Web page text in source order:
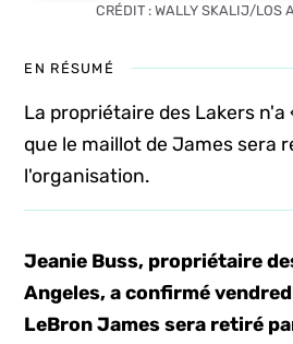
CRÉDIT : WALLY SKALIJ/LOS
EN RÉSUMÉ
La propriétaire des Lakers
que le maillot de James sera
l'organisation.
Jeanie Buss, propriétaire
Angeles, a confirmé
LeBron James sera retiré